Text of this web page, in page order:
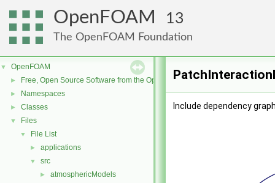
OpenFOAM 13
The OpenFOAM Foundation
▼ OpenFOAM
► Free, Open Source Software from the OpenFOAM Foundation
► Namespaces
► Classes
▼ Files
▼ File List
► applications
▼ src
► atmosphericModels
Include dependency